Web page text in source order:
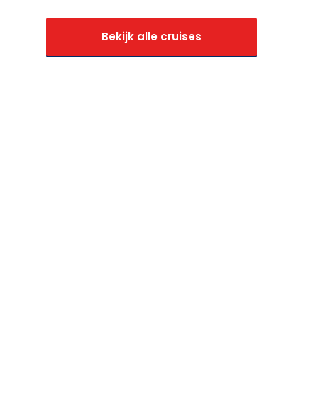
Bekijk alle cruises